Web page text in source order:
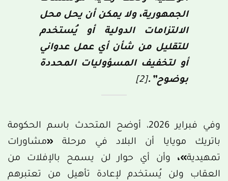
الجمهورية، ولا يمكن أن يحل محل
الالتزامات الدولية أو يُستخدم
للتقليل من شأن أي عمل عدواني
أو لتخفيف المسؤوليات المحددة
بوضوح”.[2]
وفي فبراير 2026، أوضح المتحدث باسم الحكومة
باتريك مويايا أن البلاد في مرحلة «مشاورات
تمهيدية»، وأن أي حوار لن يسمح بالإفلات من
العقاب ولن يُستخدم لإعادة تأهيل من تعتبرهم